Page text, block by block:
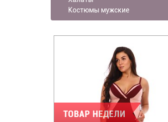
Костюмы мужские